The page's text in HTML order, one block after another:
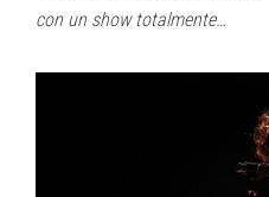
con un show totalmente…